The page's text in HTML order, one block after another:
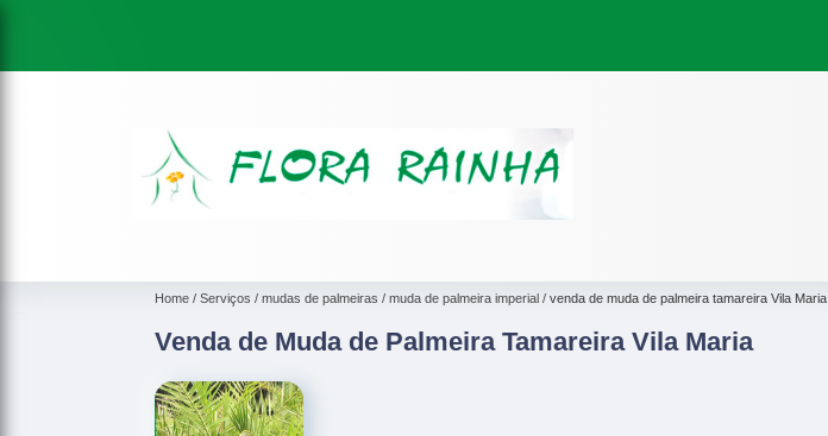
Home Serviços mudas de palmeiras muda de palmeira imperial venda de muda de palmeira tamareira Vila Maria
Venda de Muda de Palmeira Tamareira Vila Maria